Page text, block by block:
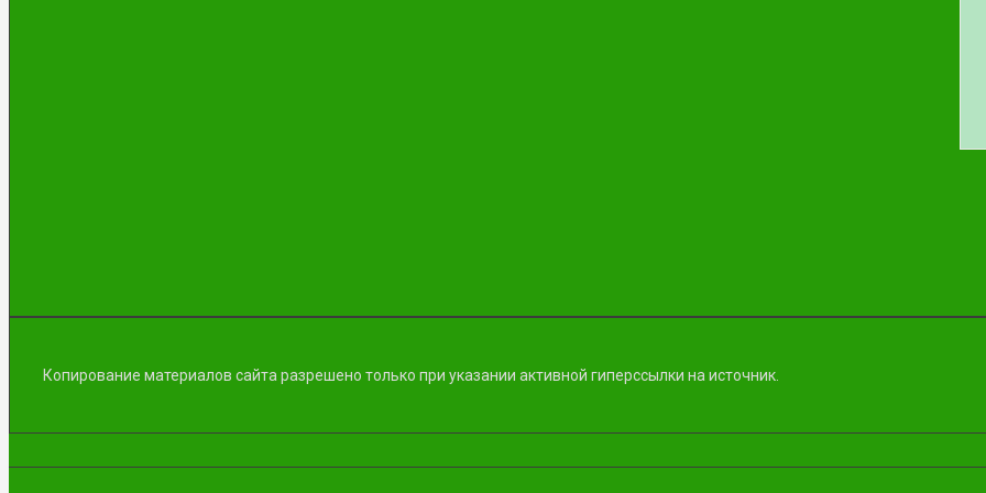
Копирование материалов сайта разрешено только при указании активной гиперссылки на источник.